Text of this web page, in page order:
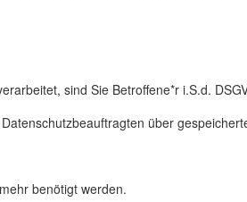
sind Sie Betroffene*r i.S.d.
über
benötigt werden.